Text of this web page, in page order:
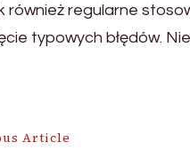
również regularne
typowych błędów.
Article